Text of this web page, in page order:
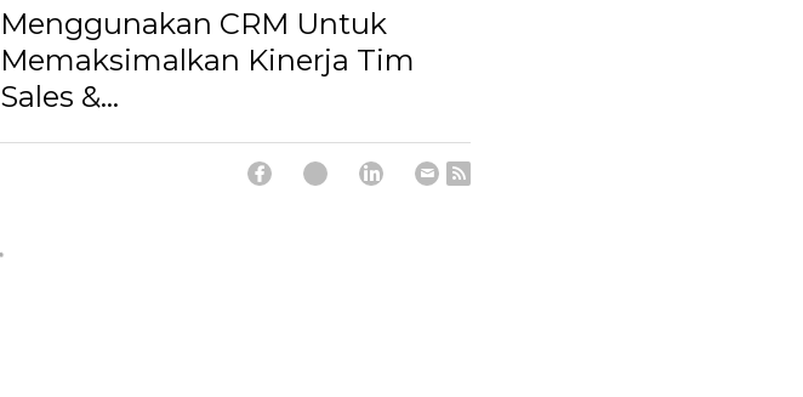
Menggunakan CRM Untuk
Memaksimalkan Kinerja Tim
Sales &...